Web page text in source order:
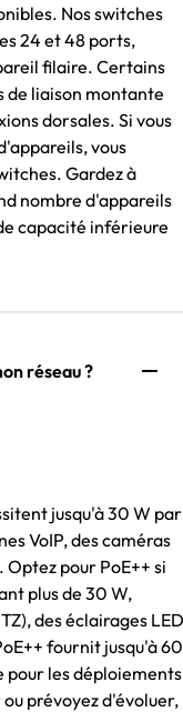
Nos switches
24 et 48 ports,
filaire. Certains
de liaison montante
dorsales. Si vous
vous
Gardez à
nombre d'appareils
capacité inférieure
réseau ?
jusqu'à 30 W par
VoIP, des caméras
pour PoE++ si
plus de 30 W,
des éclairages LED
fournit jusqu'à 60
pour les déploiements
ou prévoyez d'évoluer,